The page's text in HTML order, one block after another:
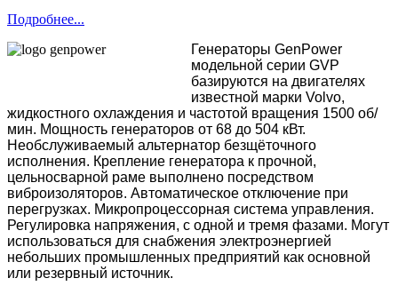
Подробнее...
Генераторы GenPower
модельной серии GVP
базируются на двигателях
известной марки Volvo,
жидкостного охлаждения и частотой вращения 1500 об/
мин. Мощность генераторов от 68 до 504 кВт.
Необслуживаемый альтернатор безщёточного
исполнения. Крепление генератора к прочной,
цельносварной раме выполнено посредством
виброизоляторов. Автоматическое отключение при
перегрузках. Микропроцессорная система управления.
Регулировка напряжения, с одной и тремя фазами. Могут
использоваться для снабжения электроэнергией
небольших промышленных предприятий как основной
или резервный источник.